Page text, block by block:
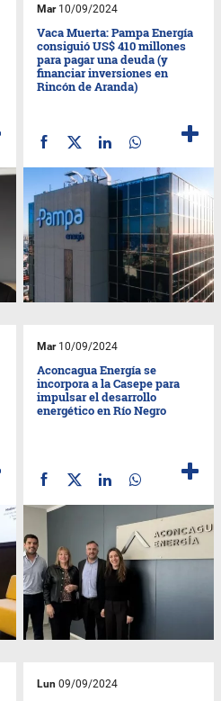
Mar10/09/2024
Vaca Muerta: Pampa Energía
consiguió US$ 410 millones
para pagar una deuda (y
financiar inversiones en
Rincón de Aranda)
Mar10/09/2024
Aconcagua Energía se
incorpora a la Casepe para
impulsar el desarrollo
energético en Río Negro
Lun 09/09/2024